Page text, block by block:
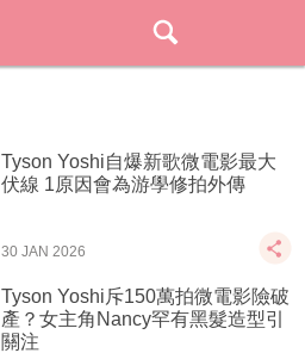
Tyson Yoshi自爆新歌微電影最大
伏線 1原因會為游學修拍外傳
30 JAN 2026
Tyson Yoshi斥150萬拍微電影險破
產？女主角Nancy罕有黑髮造型引
關注